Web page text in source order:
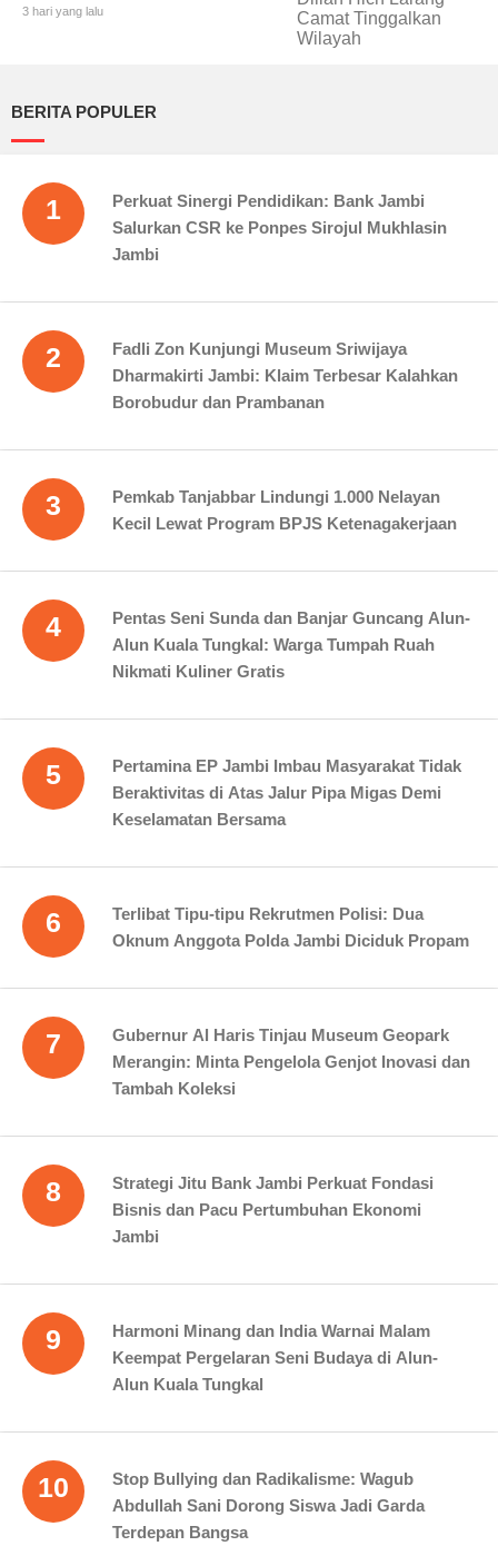
Larang Camat Tinggalkan Wilayah
3 hari yang lalu
BERITA POPULER
1
Perkuat Sinergi Pendidikan: Bank Jambi
Salurkan CSR ke Ponpes Sirojul Mukhlasin
Jambi
2
Fadli Zon Kunjungi Museum Sriwijaya
Dharmakirti Jambi: Klaim Terbesar Kalahkan
Borobudur dan Prambanan
3
Pemkab Tanjabbar Lindungi 1.000 Nelayan
Kecil Lewat Program BPJS Ketenagakerjaan
4
Pentas Seni Sunda dan Banjar Guncang Alun-
Alun Kuala Tungkal: Warga Tumpah Ruah
Nikmati Kuliner Gratis
5
Pertamina EP Jambi Imbau Masyarakat Tidak
Beraktivitas di Atas Jalur Pipa Migas Demi
Keselamatan Bersama
6
Terlibat Tipu-tipu Rekrutmen Polisi: Dua
Oknum Anggota Polda Jambi Diciduk Propam
7
Gubernur Al Haris Tinjau Museum Geopark
Merangin: Minta Pengelola Genjot Inovasi dan
Tambah Koleksi
8
Strategi Jitu Bank Jambi Perkuat Fondasi
Bisnis dan Pacu Pertumbuhan Ekonomi
Jambi
9
Harmoni Minang dan India Warnai Malam
Keempat Pergelaran Seni Budaya di Alun-
Alun Kuala Tungkal
10
Stop Bullying dan Radikalisme: Wagub
Abdullah Sani Dorong Siswa Jadi Garda
Terdepan Bangsa